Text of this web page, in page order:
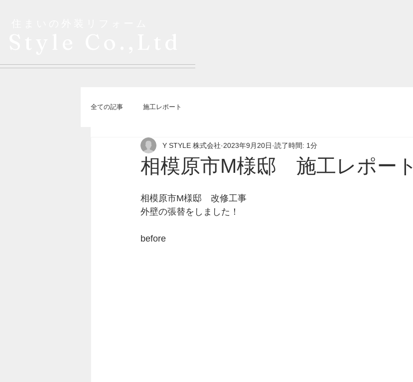
全ての記事 施工レポート
相模原市M様邸 施工レポート
Y STYLE 株式会社 2023年9月20日 読了時間: 1分
相模原市M様邸　改修工事
外壁の張替をしました！
before